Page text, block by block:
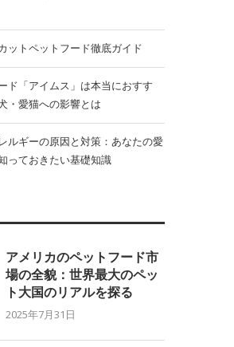
ットペットフード徹底ガイド
ド「アイムス」は本当におすす
・愛猫への影響とは
ルギーの原因と対策：あなたの愛
っておきたい基礎知識
アメリカのペットフード市
場の全貌：世界最大のペッ
ト大国のリアルを探る
2025年7月31日